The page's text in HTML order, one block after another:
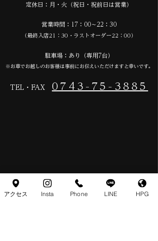
定休日：月・火（祝日・祝前日は営業）
営業時間：17：00～22：30
（最終入店21：30・ラストオーダー22：00）
​駐車場：あり（専用7台）
※お車でお越しのお客様は事前にお伝えいただけますと幸いです。
TEL・FAX 0743-75-3885
アクセス Insta Phone LINE HPG